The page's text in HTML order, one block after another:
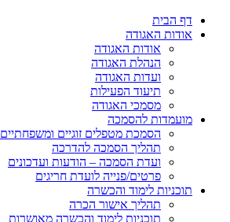
דף הבית
אודות האגודה
אודות האגודה
הנהלת האגודה
ועדות האגודה
תיעוד הפעילות
מסמכי האגודה
מועמדות להסמכה
הסמכת מטפלים זוגיים ומשפחתיים
תהליך הסמכה להדרכה
ועדת הסמכה – הודעות ועדכונים
פרטים/פנייה לועדת חריגים
תוכניות לימוד והכשרה
תהליך אישור הכרה
תוכניות לימוד והכשרה מאושרות